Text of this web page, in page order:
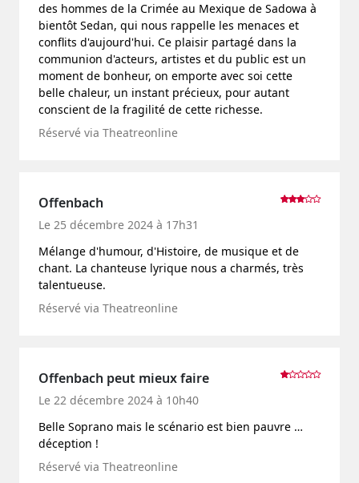
des hommes de la Crimée au Mexique de Sadowa à
bientôt Sedan, qui nous rappelle les menaces et
conflits d'aujourd'hui. Ce plaisir partagé dans la
communion d'acteurs, artistes et du public est un
moment de bonheur, on emporte avec soi cette
belle chaleur, un instant précieux, pour autant
conscient de la fragilité de cette richesse.
Réservé via Theatreonline
Offenbach
Le 25 décembre 2024 à 17h31
Mélange d'humour, d'Histoire, de musique et de
chant. La chanteuse lyrique nous a charmés, très
talentueuse.
Réservé via Theatreonline
Offenbach peut mieux faire
Le 22 décembre 2024 à 10h40
Belle Soprano mais le scénario est bien pauvre …
déception !
Réservé via Theatreonline